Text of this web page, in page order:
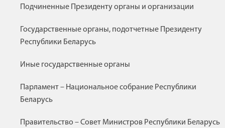
Подчиненные Президенту органы и организации
Государственные органы, подотчетные Президенту
Республики Беларусь
Иные государственные органы
Парламент – Национальное собрание Республики
Беларусь
Правительство – Совет Министров Республики Беларусь